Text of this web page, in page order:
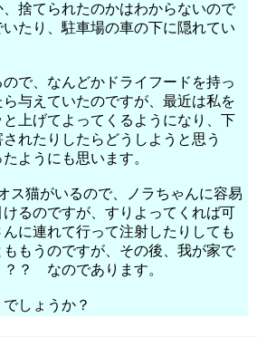
捨てられたのかはわからないので
たり、駐車場の車の下に隠れてい
で、なんどかドライフードを持っ
与えていたのですが、最近は私を
上げてよってくるようになり、下
れたりしたらどうしようと思う
ようにも思います。
ス猫がいるので、ノラちゃんに容易
るのですが、すりよってくれば可
に連れて行って注射したりしても
もうのですが、その後、我が家で
？ なのであります。
しょうか？